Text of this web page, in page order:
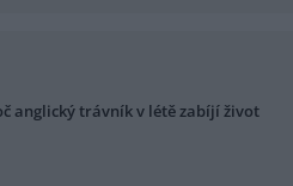
anglický trávník v létě zabíjí život